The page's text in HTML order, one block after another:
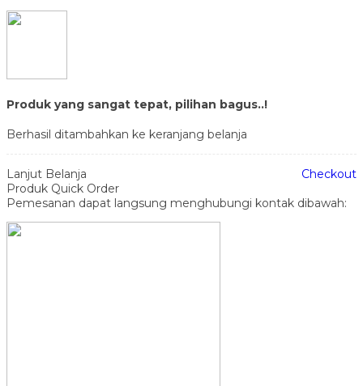
Produk yang sangat tepat, pilihan bagus..!
Berhasil ditambahkan ke keranjang belanja
Lanjut Belanja
Checkout
Produk Quick Order
Pemesanan dapat langsung menghubungi kontak dibawah: